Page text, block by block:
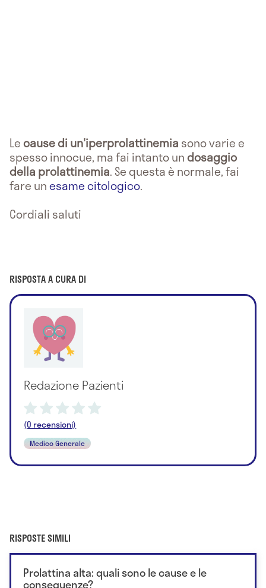
Lecause di un'iperprolattinemia sono varie e
spesso innocue, ma fai intanto undosaggio
della prolattinemia. Se questa è normale, fai
fare unesame citologico.
Cordiali saluti
RISPOSTA A CURA DI
Redazione Pazienti
(0 recensioni)
Medico Generale
RISPOSTE SIMILI
Prolattina alta: quali sono le cause e le
conseguenze?